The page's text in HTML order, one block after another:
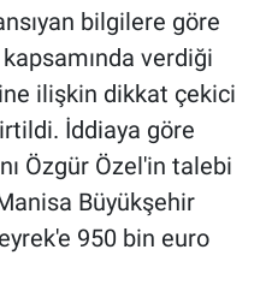
bilgilere göre
verdiği
ilişkin dikkat çekici
İddiaya göre
Özgür Özel'in talebi
Büyükşehir
950 bin euro